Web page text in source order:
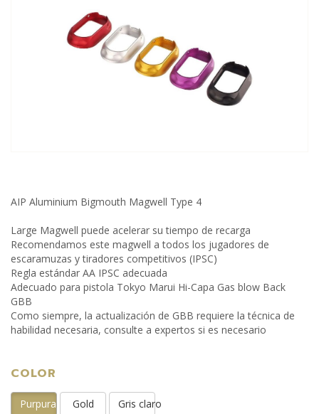
AIP Aluminium Bigmouth Magwell Type 4
Large Magwell puede acelerar su tiempo de recarga
Recomendamos este magwell a todos los jugadores de
escaramuzas y tiradores competitivos (IPSC)
Regla estándar AA IPSC adecuada
Adecuado para pistola Tokyo Marui Hi-Capa Gas blow Back
GBB
Como siempre, la actualización de GBB requiere la técnica de
habilidad necesaria, consulte a expertos si es necesario
COLOR
Purpura Gold Gris claro